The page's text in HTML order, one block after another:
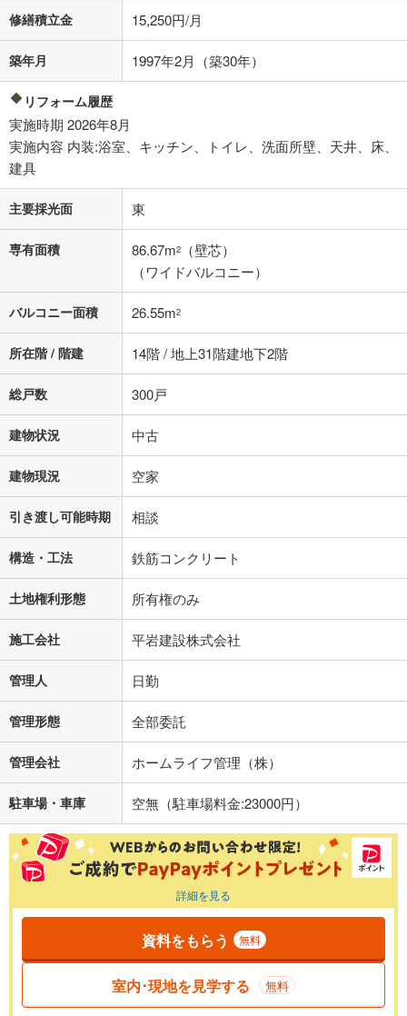
す。
条件によってお借り入れができないことがあります。
不動産会社に購入相談をする 無料
閉じる
修繕積立金 15,250円/月
築年月 1997年2月（築30年）
リフォーム履歴
実施時期 2026年8月
実施内容 内装:浴室、キッチン、トイレ、洗面所壁、天井、床、
建具
主要採光面 東
専有面積 86.67m2
（壁芯）
（ワイドバルコニー）
バルコニー面積 26.55m2
所在階 / 階建 14階 / 地上31階建地下2階
総戸数 300戸
建物状況 中古
建物現況 空家
引き渡し可能時期 相談
構造・工法 鉄筋コンクリート
土地権利形態 所有権のみ
施工会社 平岩建設株式会社
管理人 日勤
管理形態 全部委託
管理会社 ホームライフ管理（株）
駐車場・車庫 空無（駐車場料金:23000円）
詳細を見る
資料をもらう 無料
室内･現地を見学する 無料